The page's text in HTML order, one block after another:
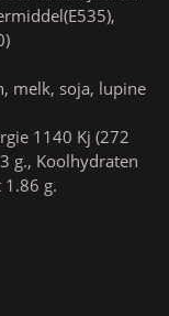
melk, soja, lupine
1140 Kj (272
g., Koolhydraten
g.